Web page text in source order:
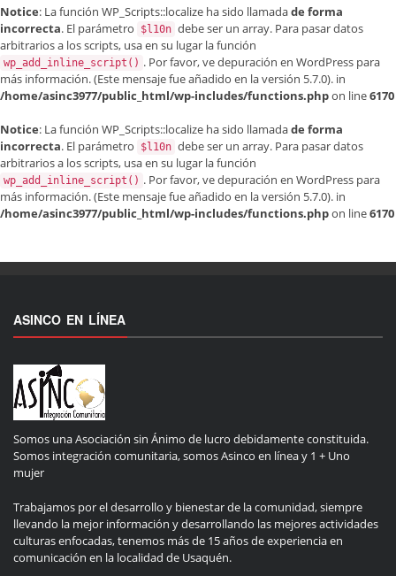
Notice: La función WP_Scripts::localize ha sido llamadade forma
incorrecta. El parámetro $l10n debe ser un array. Para pasar datos
arbitrarios a los scripts, usa en su lugar la función
wp_add_inline_script() . Por favor, vedepuración en WordPress para
más información. (Este mensaje fue añadido en la versión 5.7.0). in
/home/asinc3977/public_html/wp-includes/functions.phpon line6170
Notice: La función WP_Scripts::localize ha sido llamadade forma
incorrecta. El parámetro $l10n debe ser un array. Para pasar datos
arbitrarios a los scripts, usa en su lugar la función
wp_add_inline_script() . Por favor, vedepuración en WordPress para
más información. (Este mensaje fue añadido en la versión 5.7.0). in
/home/asinc3977/public_html/wp-includes/functions.phpon line6170
ASINCO EN LÍNEA
Somos una Asociación sin Ánimo de lucro debidamente constituida.
Somos integración comunitaria, somos Asinco en línea y 1 + Uno
mujer
Trabajamos por el desarrollo y bienestar de la comunidad, siempre
llevando la mejor información y desarrollando las mejores actividades
culturas enfocadas, tenemos más de 15 años de experiencia en
comunicación en la localidad de Usaquén.